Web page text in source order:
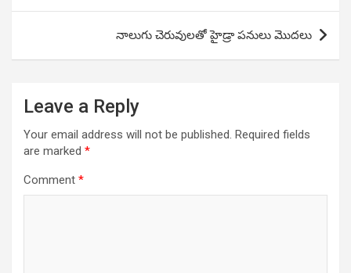
నాలుగు చెరువులతో హైడ్రా పనులు మొదలు
Leave a Reply
Your email address will not be published. Required fields
are marked *
Comment *